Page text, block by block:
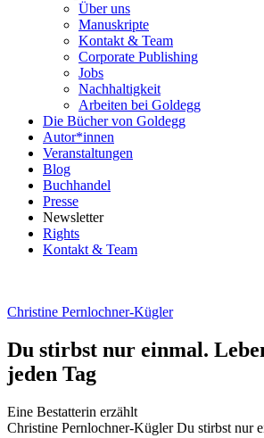
Über uns
Manuskripte
Kontakt & Team
Corporate Publishing
Jobs
Nachhaltigkeit
Arbeiten bei Goldegg
Die Bücher von Goldegg
Autor*innen
Veranstaltungen
Blog
Buchhandel
Presse
Newsletter
Rights
Kontakt & Team
Christine Pernlochner-Kügler
Du stirbst nur einmal.
jeden Tag
Eine Bestatterin erzählt
Beschreibung
Christine Pernlochner-Kügler Du stirbst nur